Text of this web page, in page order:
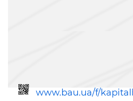
www.bau.ua/f/